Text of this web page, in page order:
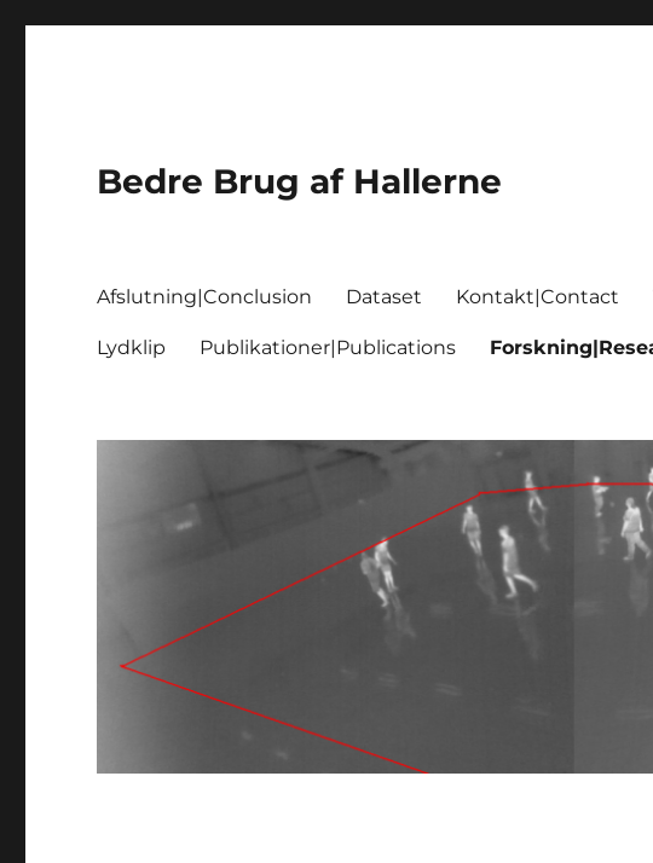
Bedre Brug af Hallerne
Afslutning|Conclusion Dataset Kontakt|Contact
Lydklip Publikationer|Publications